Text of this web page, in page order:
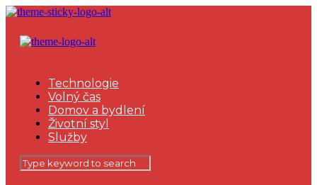
Technologie
Volný čas
Domov a bydlení
Životní styl
Služby